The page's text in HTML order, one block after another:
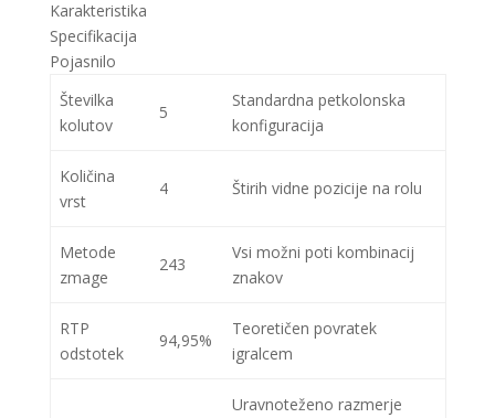
Karakteristika
Specifikacija
Pojasnilo
Številka
kolutov
5
Standardna petkolonska
konfiguracija
Količina
vrst
4 Štirih vidne pozicije na rolu
Metode
zmage
243
Vsi možni poti kombinacij
znakov
RTP
odstotek
94,95%
Teoretičen povratek
igralcem
Uravnoteženo razmerje